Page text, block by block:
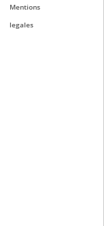
Mentions
legales